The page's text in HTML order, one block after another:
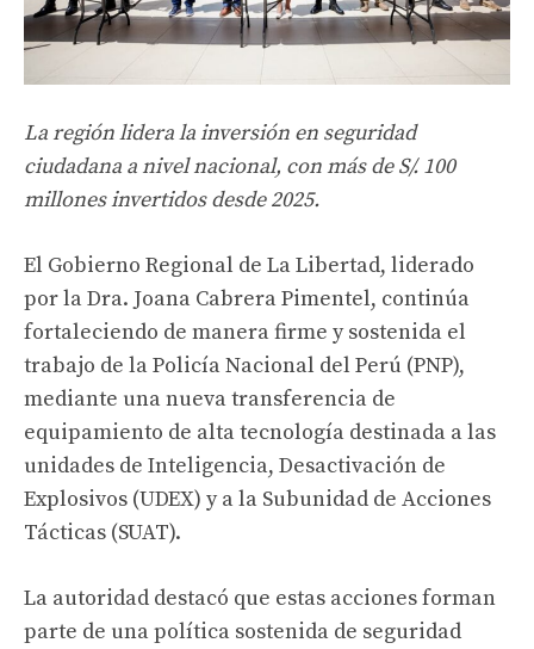
La región lidera la inversión en seguridad
ciudadana a nivel nacional, con más de S/. 100
millones invertidos desde 2025.
El Gobierno Regional de La Libertad, liderado
por la Dra. Joana Cabrera Pimentel, continúa
fortaleciendo de manera firme y sostenida el
trabajo de la Policía Nacional del Perú (PNP),
mediante una nueva transferencia de
equipamiento de alta tecnología destinada a las
unidades de Inteligencia, Desactivación de
Explosivos (UDEX) y a la Subunidad de Acciones
Tácticas (SUAT).
La autoridad destacó que estas acciones forman
parte de una política sostenida de seguridad